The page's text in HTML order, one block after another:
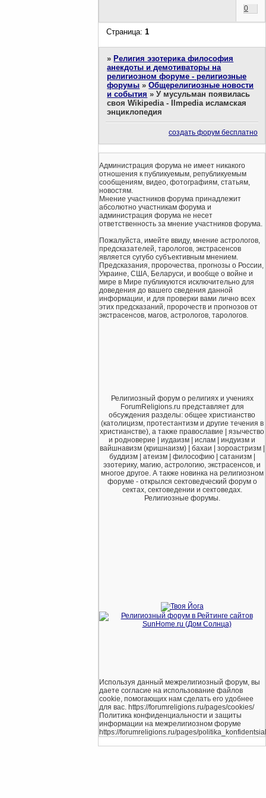
0
Страница:1
» Религия эзотерика философия
анекдоты и демотиваторы на
религиозном форуме - религиозные
форумы »Общерелигиозные новости
и события »У мусульман появилась
своя Wikipedia - Ilmpedia исламская
энциклопедия
создать форум бесплатно
Администрация форума не имеет никакого
отношения к публикуемым, републикуемым
сообщениям, видео, фотографиям, статьям,
новостям.
Мнение участников форума принадлежит
абсолютно участникам форума и
администрация форума не несет
ответственность за мнение участников форума.
Пожалуйста, имейте ввиду, мнение астрологов,
предсказателей, тарологов, экстрасенсов
является сугубо субъективным мнением.
Предсказания, пророчества, прогнозы о России,
Украине, США, Беларуси, и вообще о войне и
мире в Мире публикуются исключительно для
доведения до вашего сведения данной
информации, и для проверки вами лично всех
этих предсказаний, пророчеств и прогнозов от
экстрасенсов, магов, астрологов, тарологов.
Религиозный форум о религиях и учениях
ForumReligions.ru представляет для
обсуждения разделы: общее христианство
(католицизм, протестантизм и другие течения в
христианстве), а также православие | язычество
и родноверие | иудаизм | ислам | индуизм и
вайшнавизм (кришнаизм) | бахаи | зороастризм |
буддизм | атеизм | философию | сатанизм |
эзотерику, магию, астрологию, экстрасенсов, и
многое другое. А также новинка на религиозном
форуме - открылся сектоведческий форум о
сектах, сектоведении и сектоведах.
Религиозные форумы.
Используя данный межрелигиозный форум, вы
даете согласие на использование файлов
cookie, помогающих нам сделать его удобнее
для вас. https://forumreligions.ru/pages/cookies/
Политика конфиденциальности и защиты
информации на межрелигиозном форуме
https://forumreligions.ru/pages/